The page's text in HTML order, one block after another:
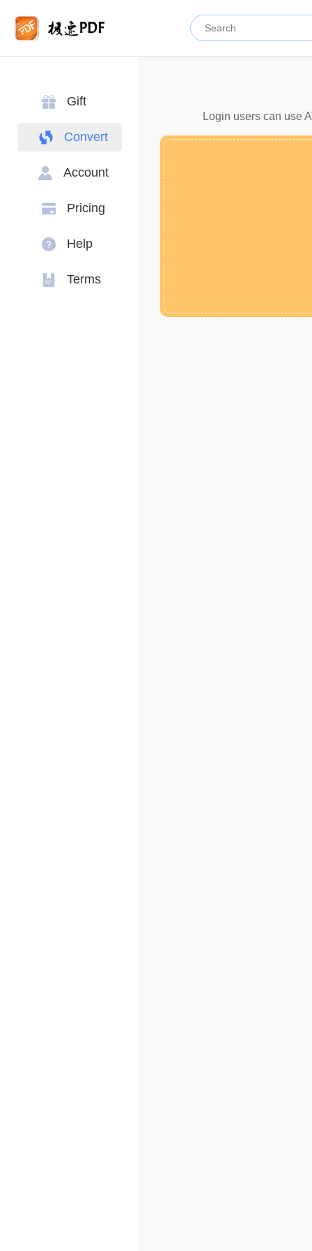
Gift
Convert
Account
Pricing
Help
Terms
Login users can use